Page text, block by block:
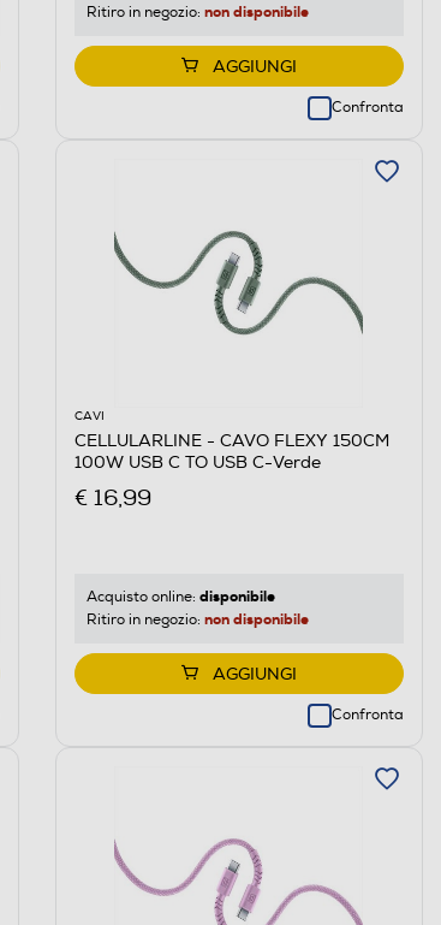
Ritiro in negozio: non disponibile
AGGIUNGI
Confronta
CAVI
CELLULARLINE - CAVO FLEXY 150CM
100W USB C TO USB C-Verde
€ 16,99
Acquisto online: disponibile
Ritiro in negozio: non disponibile
AGGIUNGI
Confronta